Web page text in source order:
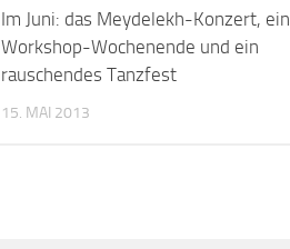
Im Juni: das Meydelekh-Konzert, ein
Workshop-Wochenende und ein
rauschendes Tanzfest
15. MAI 2013